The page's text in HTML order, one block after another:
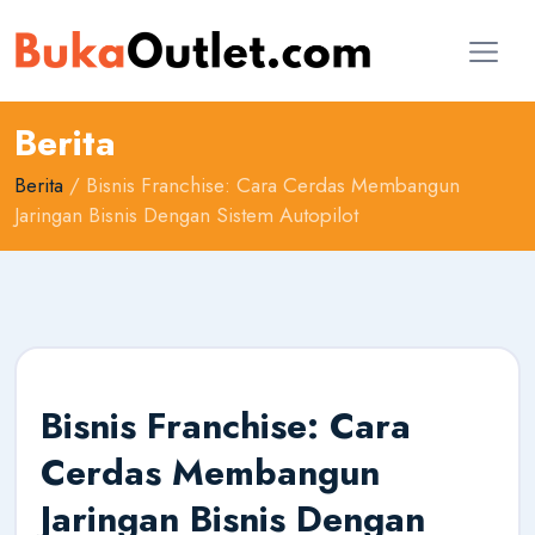
Berita
Berita / Bisnis Franchise: Cara Cerdas Membangun
Jaringan Bisnis Dengan Sistem Autopilot
Bisnis Franchise: Cara
Cerdas Membangun
Jaringan Bisnis Dengan
AI Konsultan